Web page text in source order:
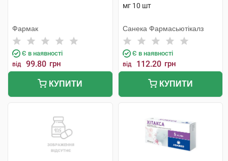
Фармак
Є в наявності
від 99.80 грн
КУПИТИ
мг 10 шт
Санека Фармасьютікалз
Є в наявності
від 112.20 грн
КУПИТИ